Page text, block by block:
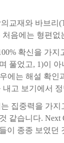
의교재와 바브리
처음에는 형편없
확신을 가지
풀었고, 1)이 아
에는 해설 확인
내고 보기에서
집중력을 가지
것 같습니다. Next
이 종종 보였던